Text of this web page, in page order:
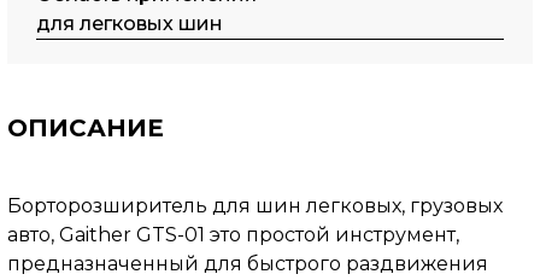
для легковых шин
ОПИСАНИЕ
Бортоpозшиpитель для шин легковых, грузовых
авто, Gaither GTS-01 это простой инструмент,
предназначенный для быстрого раздвижения